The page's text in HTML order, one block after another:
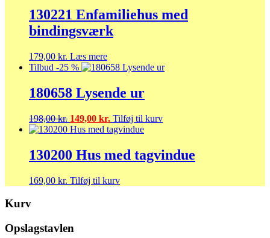
130221 Enfamiliehus med
bindingsværk
179,00 kr. Læs mere
Tilbud -25 %
180658 Lysende ur
198,00kr. Den
oprindelige
var:
198,00 kr..
149,00 kr. Den
aktuelle
149,00 kr..
Tilføj til kurv
130200 Hus med tagvindue
169,00 kr. Tilføj til kurv
Kurv
Opslagstavlen